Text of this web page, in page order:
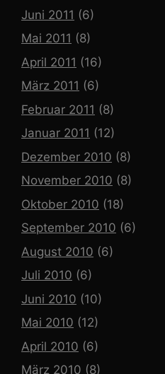
Juni 2011 (6)
Mai 2011 (8)
April 2011 (16)
März 2011 (6)
Februar 2011 (8)
Januar 2011 (12)
Dezember 2010 (8)
November 2010 (8)
Oktober 2010 (18)
September 2010 (6)
August 2010 (6)
Juli 2010 (6)
Juni 2010 (10)
Mai 2010 (12)
April 2010 (6)
März 2010 (8)